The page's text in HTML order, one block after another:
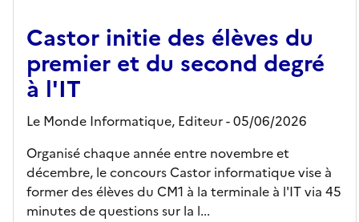
Castor initie des élèves du
premier et du second degré
à l'IT
Le Monde Informatique, Editeur- 05/06/2026
Organisé chaque année entre novembre et
décembre, le concours Castor informatique vise à
former des élèves du CM1 à la terminale à l'IT via 45
minutes de questions sur la l...